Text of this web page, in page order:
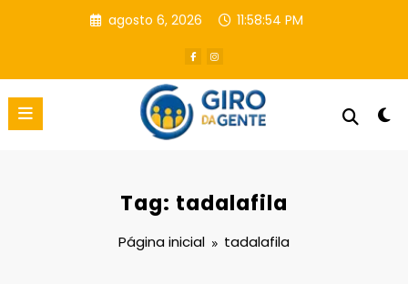
agosto 6, 2026 11:58:55 PM
Tag: tadalafila
Página inicial tadalafila